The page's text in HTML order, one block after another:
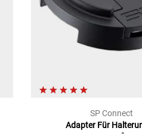
SP Connect
Adapter Für